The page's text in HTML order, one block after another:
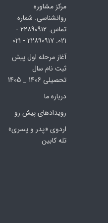
مرکز مشاوره
روانشناسی. شماره
تماس. ۲۲۸۹۰۹۱۲ -
۰۲۱. ۲۲۸۹۰۹۱۷ - ۰۲۱
آغاز مرحله اول پیش
ثبت نام سال
تحصیلی 1406 _ 1405
درباره ما
رویدادهای پیش رو
اردوی «پدر و پسری»
تله کابین